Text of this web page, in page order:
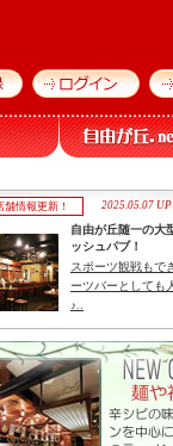
舗情報更新！ 2025.05.07 UP
自由が丘随一の大
ッシュパブ！
スポーツ観戦もで
ーツバーとしても
♪..